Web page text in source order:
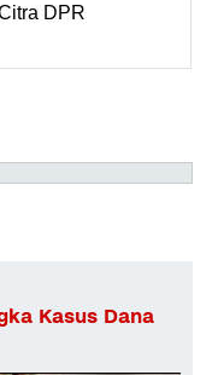
DPR
Kasus Dana